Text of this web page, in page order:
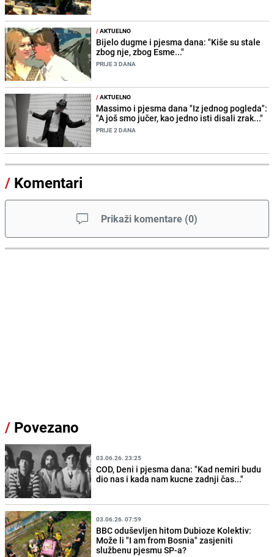
/AKTUELNO
Bijelo dugme i pjesma dana: "Kiše su stale
zbog nje, zbog Esme..."
PRIJE 3 DANA
/AKTUELNO
Massimo i pjesma dana "Iz jednog pogleda":
"A još smo jučer, kao jedno isti disali zrak..."
PRIJE 2 DANA
/ Komentari
Prikaži komentare (0)
/ Povezano
03.06.26. 23:25
COD, Deni i pjesma dana: "Kad nemiri budu
dio nas i kada nam kucne zadnji čas..."
03.06.26. 07:59
BBC oduševljen hitom Dubioze Kolektiv:
Može li "I am from Bosnia" zasjeniti
službenu pjesmu SP-a?